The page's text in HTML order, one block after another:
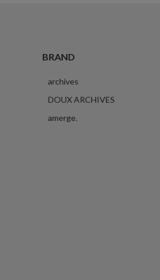
BRAND
archives
DOUX ARCHIVES
amerge.